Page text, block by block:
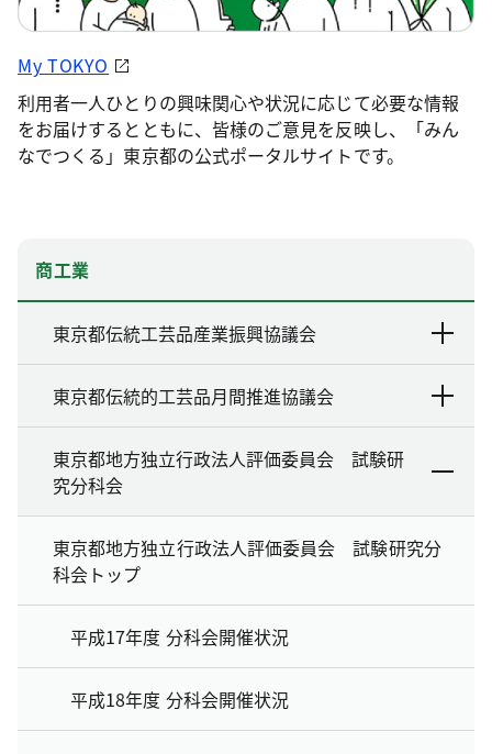
My TOKYO
利用者一人ひとりの興味関心や状況に応じて必要な情報
をお届けするとともに、皆様のご意見を反映し、「みん
なでつくる」東京都の公式ポータルサイトです。
商工業
東京都伝統工芸品産業振興協議会
東京都伝統的工芸品月間推進協議会
東京都地方独立行政法人評価委員会 試験研
究分科会
東京都地方独立行政法人評価委員会 試験研究分
科会トップ
平成17年度 分科会開催状況
平成18年度 分科会開催状況